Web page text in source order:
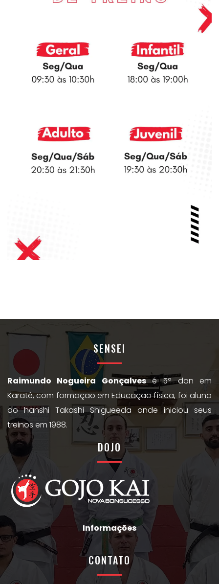
SENSEI
Raimundo Nogueira Gonçalvesé 5º dan em
Karatê, com formação em Educação física, foi aluno
do hanshi Takashi Shigueeda onde iniciou seus
treinos em 1988.
DOJO
Informações
CONTATO